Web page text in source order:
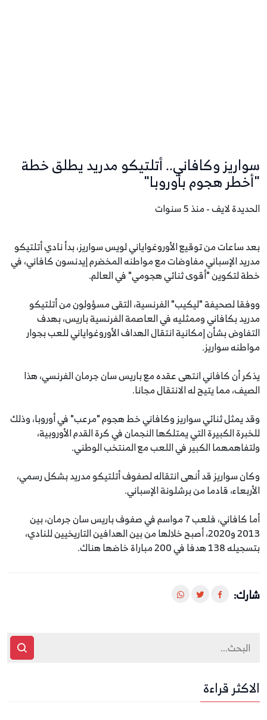
سواريز وكافاني.. أتلتيكو مدريد يطلق خطة
"أخطر هجوم بأوروبا"
الحديدة لايف - منذ 5 سنوات
بعد ساعات من توقيع الأوروغواياني لويس سواريز، بدأ نادي أتلتيكو
مدريد الإسباني مفاوضات مع مواطنه المخضرم إيدنسون كافاني، في
خطة لتكوين "أقوى ثنائي هجومي" في العالم.
ووفقا لصحيفة "ليكيب" الفرنسية، التقى مسؤولون من أتلتيكو
مدريد بكافاني وممثليه في العاصمة الفرنسية باريس، بهدف
التفاوض بشأن إمكانية انتقال الهداف الأوروغواياني للعب بجوار
مواطنه سواريز.
يذكر أن كافاني انتهى عقده مع باريس سان جرمان الفرنسي، هذا
الصيف، مما يتيح له الانتقال مجانا.
وقد يمثل ثنائي سواريز وكافاني خط هجوم "مرعب" في أوروبا، وذلك
للخبرة الكبيرة التي يمتلكها النجمان في كرة القدم الأوروبية،
ولتفاهمهما الكبير في اللعب مع المنتخب الوطني.
وكان سواريز قد أنهى انتقاله لصفوف أتلتيكو مدريد بشكل رسمي،
الأربعاء، قادما من برشلونة الإسباني.
أما كافاني، فلعب 7 مواسم في صفوف باريس سان جرمان، بين
2013 و2020، أصبح خلالها من بين الهدافين التاريخيين للنادي،
بتسجيله 138 هدفا في 200 مباراة خاضها هناك.
شارك:
الاكثر قراءة